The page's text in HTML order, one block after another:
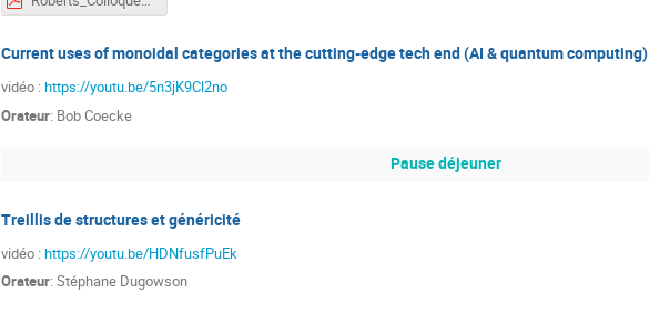
Current uses of monoidal categories at the cutting-edge tech end (AI & quantum computing)
vidéo : https://youtu.be/5n3jK9Cl2no
Orateur: Bob Coecke
Pause déjeuner
Treillis de structures et généricité
vidéo : https://youtu.be/HDNfusfPuEk
Orateur: Stéphane Dugowson